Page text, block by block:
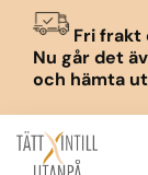
Fri frakt
Nu går det
och hämta